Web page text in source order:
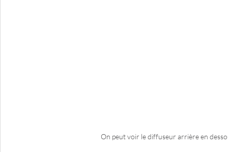
On peut voir le diffuseur arrière en